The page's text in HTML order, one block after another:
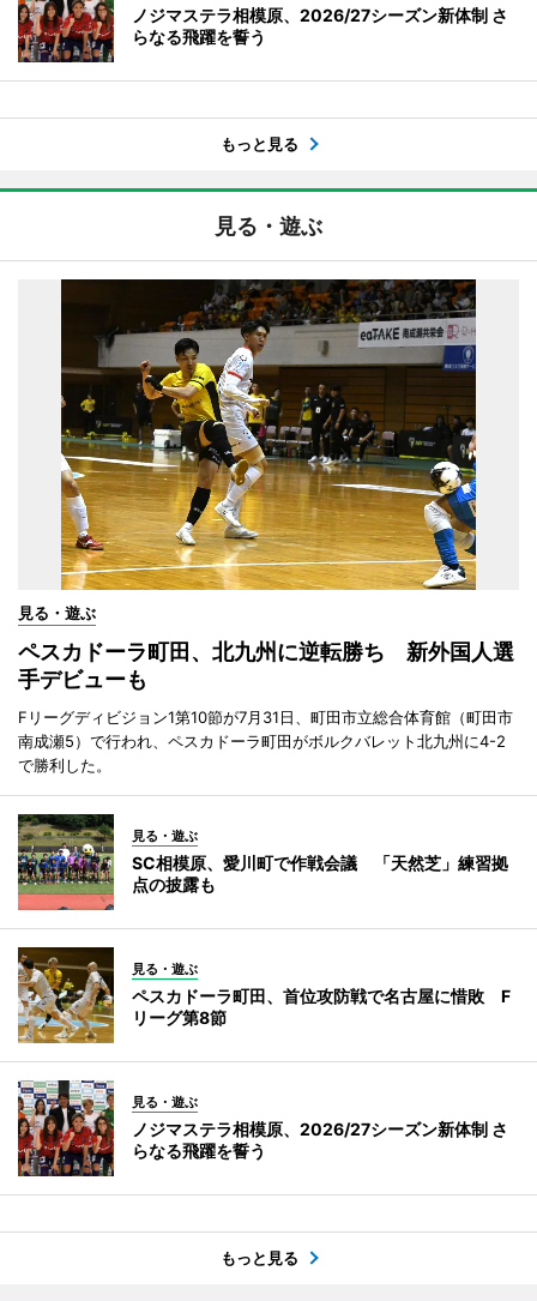
ノジマステラ相模原、2026/27シーズン新体制 さ
らなる飛躍を誓う
もっと見る
見る・遊ぶ
見る・遊ぶ
ペスカドーラ町田、北九州に逆転勝ち 新外国人選
手デビューも
Fリーグディビジョン1第10節が7月31日、町田市立総合体育館（町田市
南成瀬5）で行われ、ペスカドーラ町田がボルクバレット北九州に4-2
で勝利した。
見る・遊ぶ
SC相模原、愛川町で作戦会議 「天然芝」練習拠
点の披露も
見る・遊ぶ
ペスカドーラ町田、首位攻防戦で名古屋に惜敗 F
リーグ第8節
見る・遊ぶ
ノジマステラ相模原、2026/27シーズン新体制 さ
らなる飛躍を誓う
もっと見る